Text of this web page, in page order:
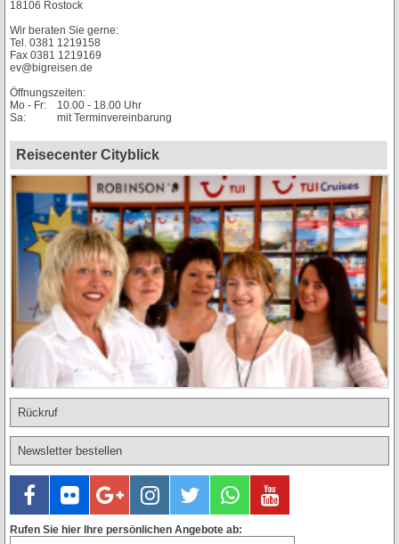
18106 Rostock
Wir beraten Sie gerne:
Tel. 0381 1219158
Fax 0381 1219169
ev@bigreisen.de
Öffnungszeiten:
Mo - Fr:
10.00 - 18.00 Uhr
Sa:
mit Terminvereinbarung
Reisecenter Cityblick
Rückruf
Newsletter bestellen
Rufen Sie hier Ihre persönlichen Angebote ab: